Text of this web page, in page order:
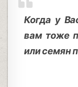
Когда у
вам тоже
или семян